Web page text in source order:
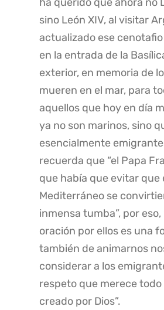
sino León XIV, al visitar
actualizado ese
en la entrada de la
exterior, en memoria de
mueren en el mar, para
aquellos que hoy en día
ya no son marinos, sino
esencialmente
recuerda que “el Papa
que había que evitar que
Mediterráneo se
inmensa tumba”, por eso,
oración por ellos es una
también de animarnos
considerar a los
respeto que merece
creado por Dios”.